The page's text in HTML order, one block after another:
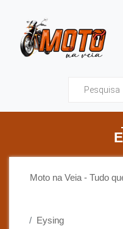
Moto na Veia - Tudo
Eysing